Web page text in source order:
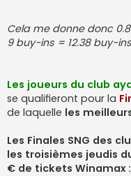
Cela me donne donc
9 buy-ins = 12.38 buy-
Les joueurs du club
se qualifieront pour la
de laquelle les
Les Finales SNG des
les troisièmes jeudis
€ de tickets Winamax :